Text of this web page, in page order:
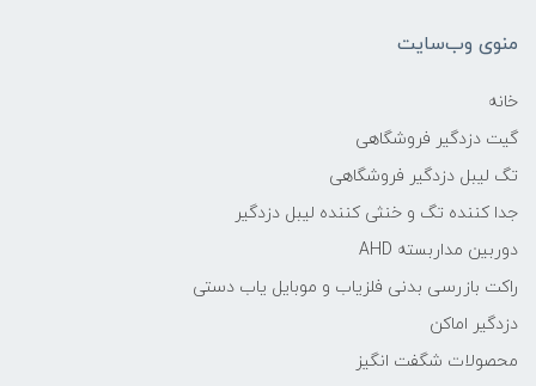
منوی وب‌سایت
خانه
گیت دزدگیر فروشگاهی
تگ لیبل دزدگیر فروشگاهی
جدا کننده تگ و خنثی کننده لیبل دزدگیر
دوربین مداربسته AHD
راکت بازرسی بدنی فلزیاب و موبایل یاب دستی
دزدگیر اماکن
محصولات شگفت انگیز